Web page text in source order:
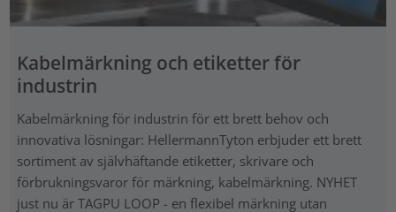
Kabelmärkning och etiketter för
industrin
Kabelmärkning för industrin för ett brett behov och
innovativa lösningar: HellermannTyton erbjuder ett brett
sortiment av självhäftande etiketter, skrivare och
förbrukningsvaror för märkning, kabelmärkning. NYHET
just nu är TAGPU LOOP - en flexibel märkning utan